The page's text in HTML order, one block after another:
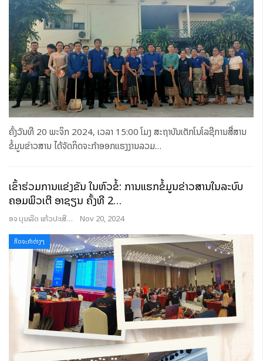
ຄັ້ງວັນທີ 20 ພະຈິກ 2024, ເວລາ 15:00 ໂມງ ສະຖາບັນເຕັກໂນໂລຊີການສື່ສານ
ຂໍ້ມູນຂ່າວສານ ໄດ້ຈັດກິດຈະກໍາອອກແຮງງານລວມ…
ເຂົ້າຮ່ວມການແຂ່ງຂັນ ໃນຫົວຂໍ້: ການແຮັກຂໍ້ມູນຂ່າວສານໃນລະບົບ
ຄອມພິວເຕີ ອາຊຽນ ຄັ້ງທີ 2…
ອຈ ບຸນເລີດ ແກ້ວປະເສີດ Nov 20, 2024
ກິດຈະກຳຕ່າງໆ